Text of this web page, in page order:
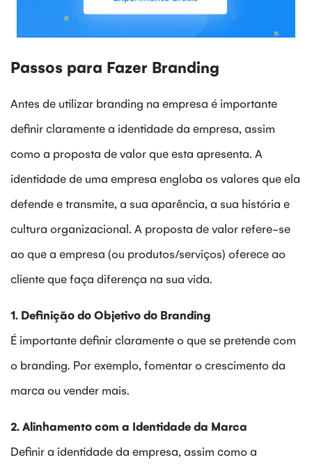
Passos para Fazer Branding
Antes de utilizar branding na empresa é importante
definir claramente a identidade da empresa, assim
como a proposta de valor que esta apresenta. A
identidade de uma empresa engloba os valores que ela
defende e transmite, a sua aparência, a sua história e
cultura organizacional. A proposta de valor refere-se
ao que a empresa (ou produtos/serviços) oferece ao
cliente que faça diferença na sua vida.
1. Definição do Objetivo do Branding
É importante definir claramente o que se pretende com
o branding. Por exemplo, fomentar o crescimento da
marca ou vender mais.
2. Alinhamento com a Identidade da Marca
Definir a identidade da empresa, assim como a